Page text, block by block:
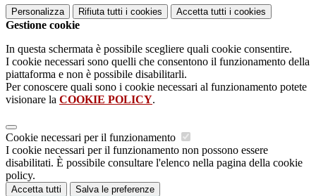
Personalizza Rifiuta tutti i cookies Accetta tutti i cookies
Gestione cookie
In questa schermata è possibile scegliere quali cookie consentire.
I cookie necessari sono quelli che consentono il funzionamento della
piattaforma e non è possibile disabilitarli.
Per conoscere quali sono i cookie necessari al funzionamento potete
visionare la COOKIE POLICY.
Cookie necessari per il funzionamento
I cookie necessari per il funzionamento non possono essere
disabilitati. È possibile consultare l'elenco nella pagina della cookie
policy.
Accetta tutti Salva le preferenze